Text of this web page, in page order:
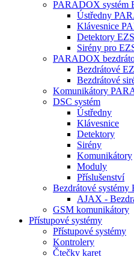
PARADOX systém
Ústředny
Klávesnice
Detektory EZS
Sirény pro
PARADOX
Bezdrátové
Bezdrátové
Komunikátory
DSC systém
Ústředny
Klávesnice
Detektory
Sirény
Komunikátory
Moduly
Příslušenství
Bezdrátové systémy
AJAX -
GSM komunikátory
Přístupové systémy
Přístupové systémy
Kontrolery
Čtečky karet